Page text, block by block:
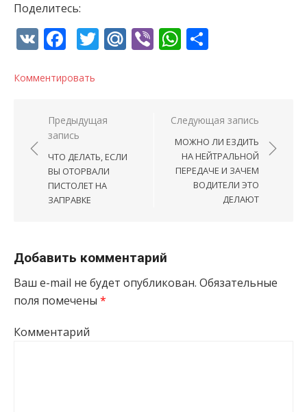
Поделитесь:
VK Facebook
Twitter
Mail.Ru
ViberWhatsApp
Комментировать
Навигация по записям
Предыдущая
запись
ЧТО ДЕЛАТЬ, ЕСЛИ
ВЫ ОТОРВАЛИ
ПИСТОЛЕТ НА
ЗАПРАВКЕ
Следующая запись
МОЖНО ЛИ ЕЗДИТЬ
НА НЕЙТРАЛЬНОЙ
ПЕРЕДАЧЕ И ЗАЧЕМ
ВОДИТЕЛИ ЭТО
ДЕЛАЮТ
Добавить комментарий
Ваш e-mail не будет опубликован. Обязательные
поля помечены *
Комментарий